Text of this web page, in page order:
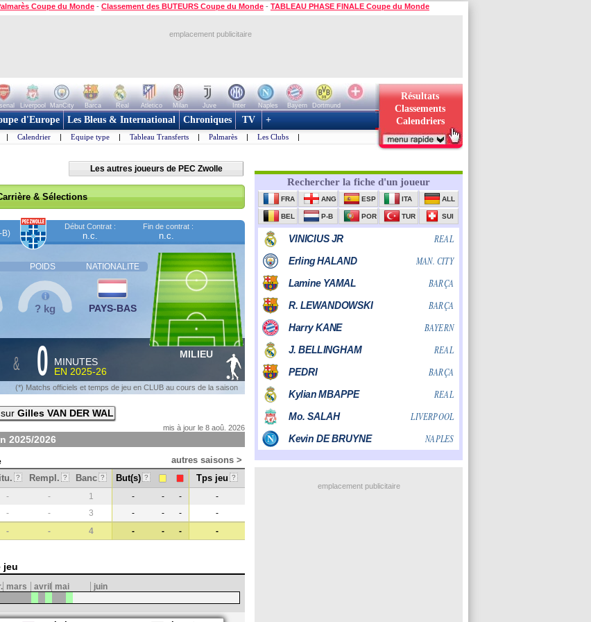
Coupe du Monde - Classement des BUTEURS Coupe du Monde - TABLEAU PHASE FINALE Coupe du Monde
emplacement publicitaire
Liverpool ManCity Barca Real Atletico Milan Juve Inter Naples Bayern
Dortmund
Résultats
Classements
Calendriers
d'Europe Les Bleus & International Chroniques TV +
| Calendrier | Equipe type | Tableau Transferts | Palmarès | Les Clubs |
Les autres joueurs de PEC Zwolle
& Sélections
B)
Début Contrat :
n.c.
Fin de contrat :
n.c.
POIDS NATIONALITE
? kg PAYS-BAS
& 0
MINUTES
EN 2025-26
MILIEU
(*) Matchs officiels et temps de jeu en CLUB au cours de la saison
Gilles VAN DER WAL
mis à jour le 8 aoû. 2026
2025/2026
autres saisons >
? Rempl. ? Banc ? But(s) ? Tps jeu ?
- - 1 - - -
-
- - 3 - - -
-
- - 4 - - - -
jeu
mars avril mai juin
emplacement publicitaire